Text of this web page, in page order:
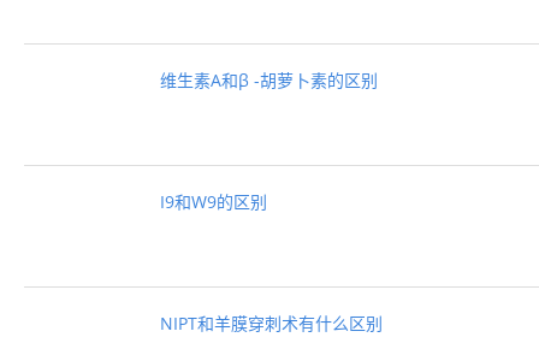
维生素A和β -胡萝卜素的区别
I9和W9的区别
NIPT和羊膜穿刺术有什么区别